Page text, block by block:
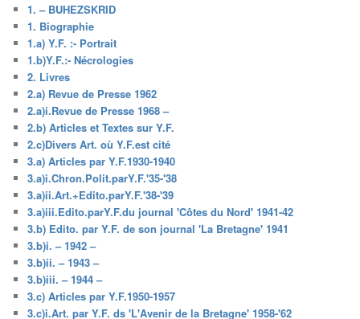
1. – BUHEZSKRID
1. Biographie
1.a) Y.F. :- Portrait
1.b)Y.F.:- Nécrologies
2. Livres
2.a) Revue de Presse 1962
2.a)i.Revue de Presse 1968 –
2.b) Articles et Textes sur Y.F.
2.c)Divers Art. où Y.F.est cité
3.a) Articles par Y.F.1930-1940
3.a)i.Chron.Polit.parY.F.'35-'38
3.a)ii.Art.+Edito.parY.F.'38-'39
3.a)iii.Edito.parY.F.du journal 'Côtes du Nord' 1941-42
3.b) Edito. par Y.F. de son journal 'La Bretagne' 1941
3.b)i. – 1942 –
3.b)ii. – 1943 –
3.b)iii. – 1944 –
3.c) Articles par Y.F.1950-1957
3.c)i.Art. par Y.F. ds 'L'Avenir de la Bretagne' 1958-'62